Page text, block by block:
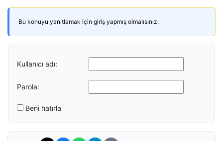
Bu konuyu yanıtlamak için giriş yapmış olmalısınız.
Kullanıcı adı:
Parola:
Beni hatırla